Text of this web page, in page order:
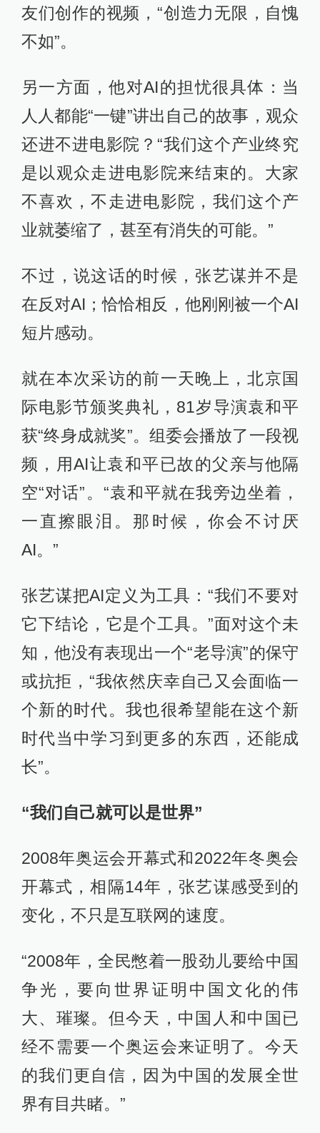
友们创作的视频，“创造力无限，自愧
不如”。
另一方面，他对AI的担忧很具体：当
人人都能“一键”讲出自己的故事，观众
还进不进电影院？“我们这个产业终究
是以观众走进电影院来结束的。大家
不喜欢，不走进电影院，我们这个产
业就萎缩了，甚至有消失的可能。”
不过，说这话的时候，张艺谋并不是
在反对AI；恰恰相反，他刚刚被一个AI
短片感动。
就在本次采访的前一天晚上，北京国
际电影节颁奖典礼，81岁导演袁和平
获“终身成就奖”。组委会播放了一段视
频，用AI让袁和平已故的父亲与他隔
空“对话”。“袁和平就在我旁边坐着，
一直擦眼泪。那时候，你会不讨厌
AI。”
张艺谋把AI定义为工具：“我们不要对
它下结论，它是个工具。”面对这个未
知，他没有表现出一个“老导演”的保守
或抗拒，“我依然庆幸自己又会面临一
个新的时代。我也很希望能在这个新
时代当中学习到更多的东西，还能成
长”。
“我们自己就可以是世界”
2008年奥运会开幕式和2022年冬奥会
开幕式，相隔14年，张艺谋感受到的
变化，不只是互联网的速度。
“2008年，全民憋着一股劲儿要给中国
争光，要向世界证明中国文化的伟
大、璀璨。但今天，中国人和中国已
经不需要一个奥运会来证明了。今天
的我们更自信，因为中国的发展全世
界有目共睹。”